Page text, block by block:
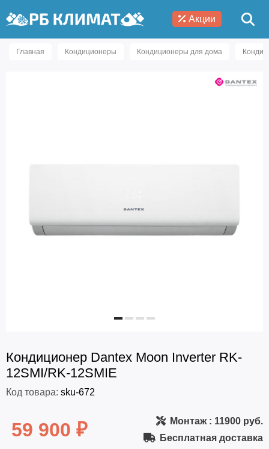
Акции
Главная Кондиционеры Кондиционеры для дома
Кондиционер Dantex Moon Inverter RK-
12SMI/RK-12SMIE
Код товара: sku-672
59 900 ₽ Монтаж: 11900 руб.
Бесплатная доставка